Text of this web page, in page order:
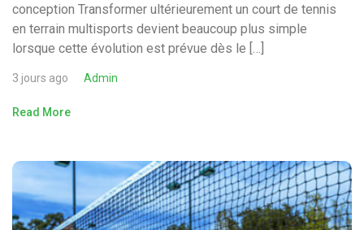
conception Transformer ultérieurement un court de tennis
en terrain multisports devient beaucoup plus simple
lorsque cette évolution est prévue dès le […]
3 jours ago Admin
Read More